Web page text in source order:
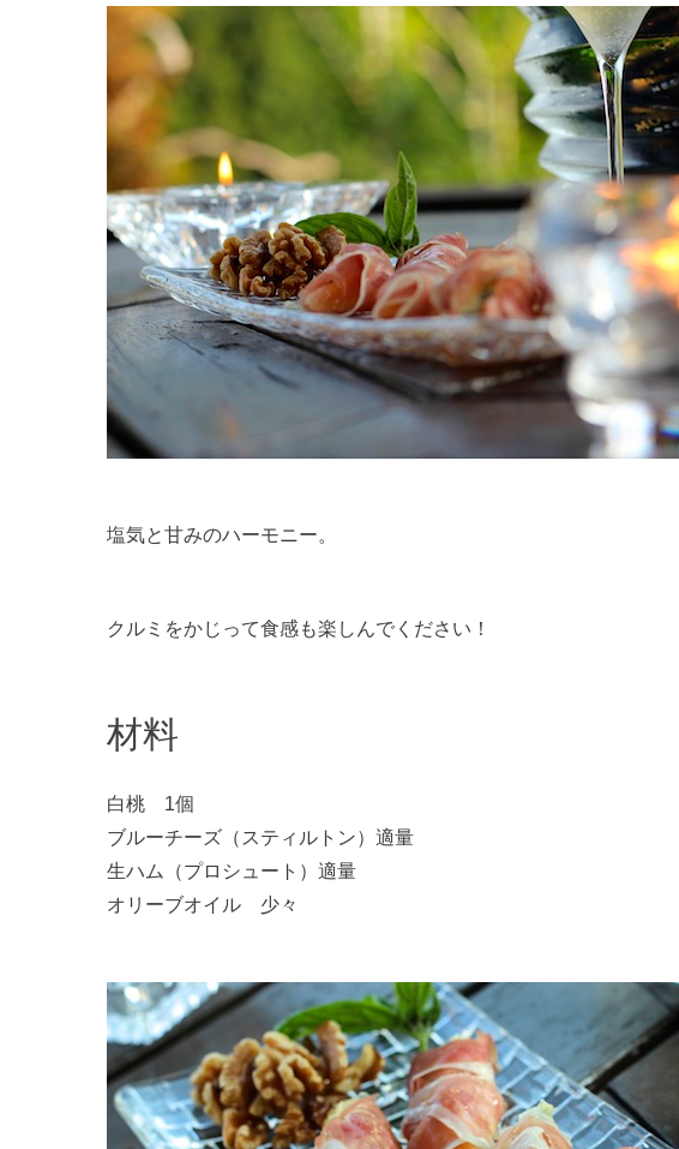
塩気と甘みのハーモニー。
クルミをかじって食感も楽しんでください！
材料
白桃 1個
ブルーチーズ（スティルトン）適量
生ハム（プロシュート）適量
オリーブオイル 少々